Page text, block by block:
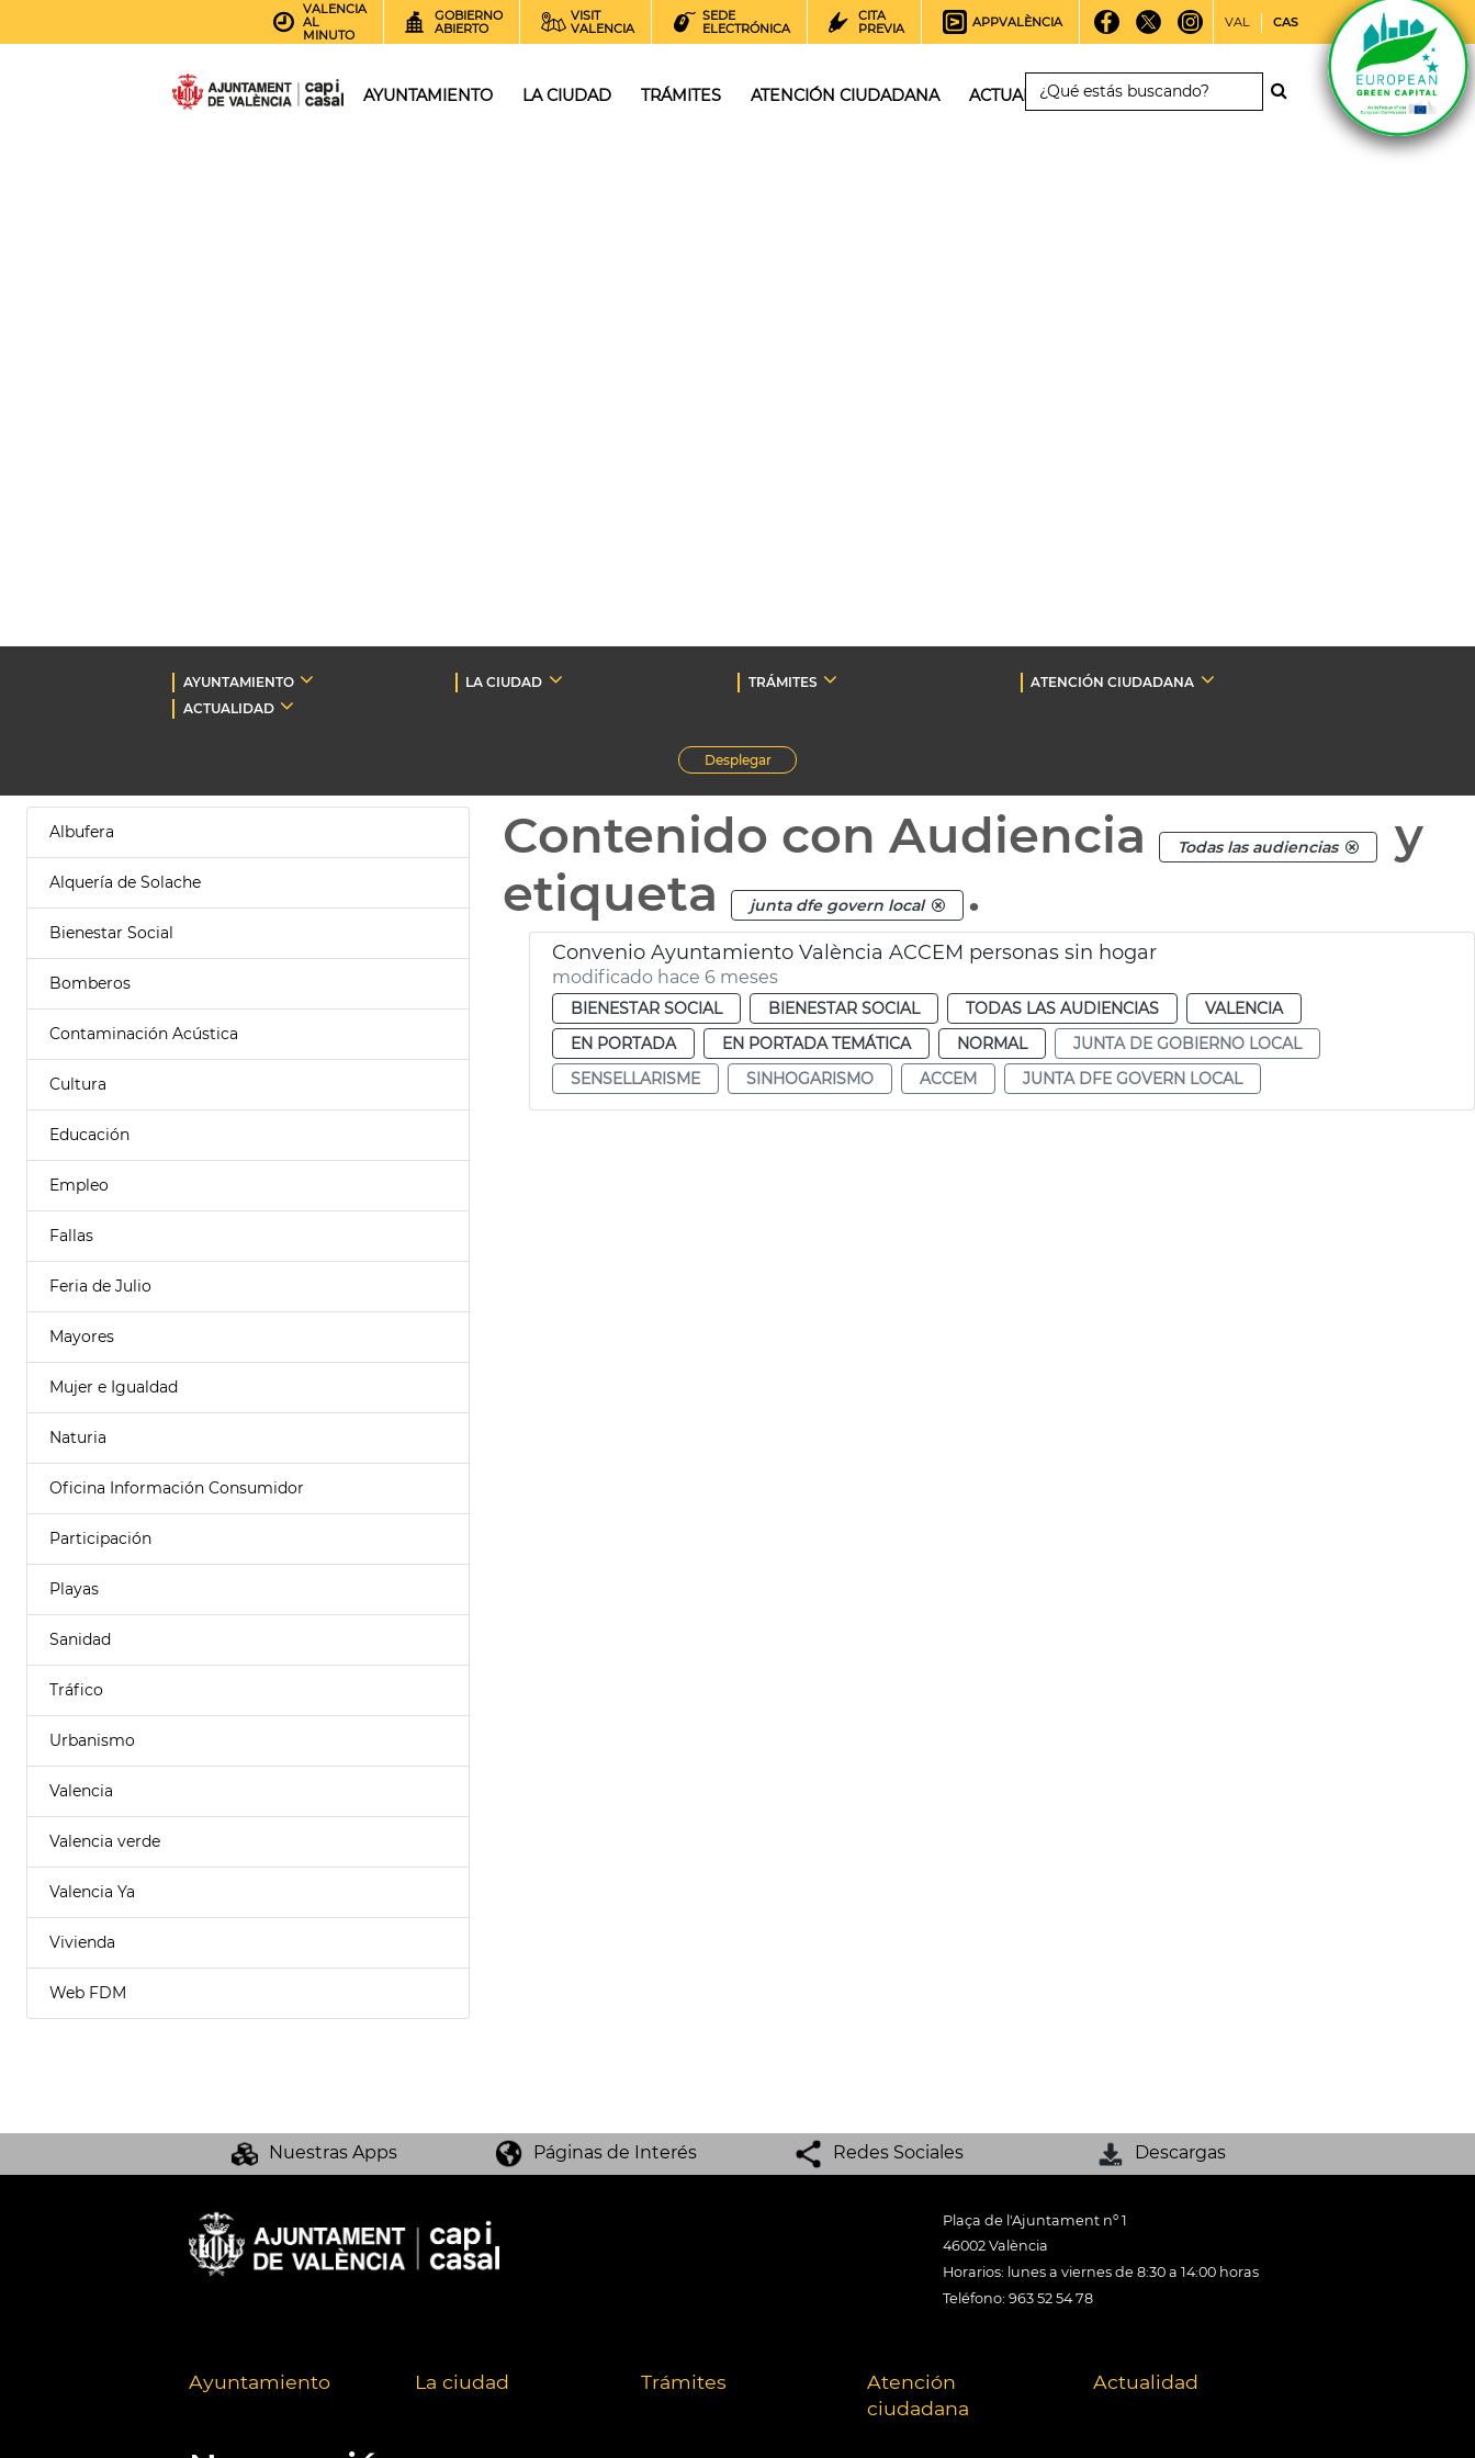
VALENCIA
AL
MINUTO
GOBIERNO
ABIERTO
VISIT
VALENCIA
SEDE
ELECTRÓNICA
CITA
PREVIA
APPVALÈNCIA VAL CAS
AYUNTAMIENTO LA CIUDAD TRÁMITES ATENCIÓN CIUDADANA ACTUALIDAD
AYUNTAMIENTO LA CIUDAD TRÁMITES
ATENCIÓN CIUDADANA
ACTUALIDAD
Desplegar
Albufera
Alquería de Solache
Bienestar Social
Bomberos
Contaminación Acústica
Cultura
Educación
Empleo
Fallas
Feria de Julio
Mayores
Mujer e Igualdad
Naturia
Oficina Información Consumidor
Participación
Playas
Sanidad
Tráfico
Urbanismo
Valencia
Valencia verde
Valencia Ya
Vivienda
Web FDM
Contenido con Audiencia Todas las audiencias
y
etiqueta
junta dfe govern local .
Convenio Ayuntamiento València ACCEM personas sin hogar
modificado hace 6 meses
BIENESTAR SOCIAL BIENESTAR SOCIAL TODAS LAS AUDIENCIAS
VALENCIA
EN PORTADA
EN PORTADA TEMÁTICA NORMAL
JUNTA DE GOBIERNO LOCAL
SENSELLARISME
SINHOGARISMO ACCEM JUNTA DFE GOVERN LOCAL
Nuestras Apps Páginas de Interés Redes Sociales Descargas
Plaça de l'Ajuntament nº 1
46002 València
Horarios: lunes a viernes de 8:30 a 14:00 horas
Teléfono: 963 52 54 78
Ayuntamiento La ciudad Trámites
Atención
ciudadana
Actualidad